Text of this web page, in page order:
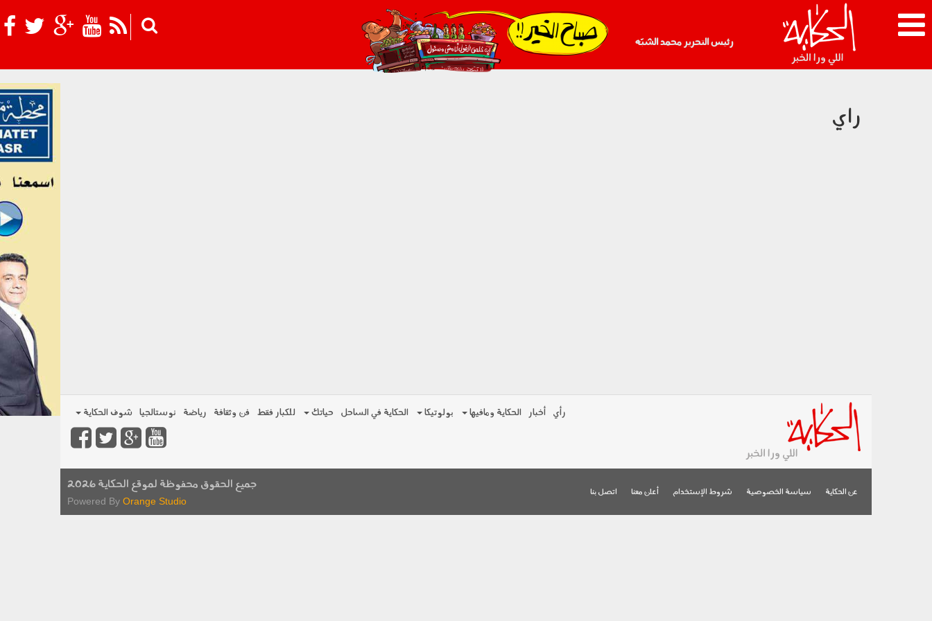
رئيس التحرير محمد الشبّه
021_2.png
راي
رأي أخبار الحكاية ومافيها بولوتيكا الحكاية في الساحل حياتك للكبار فقط فن وثقافة رياضة نوستالجيا شوف الحكاية
عن الحكاية سياسة الخصوصية شروط الإستخدام أعلن معنا اتصل بنا جميع الحقوق محفوظة لموقع الحكاية 2026
Powered By Orange Studio